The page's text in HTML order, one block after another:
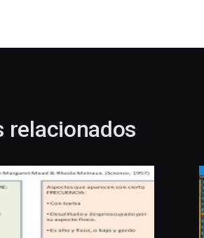
relacionados